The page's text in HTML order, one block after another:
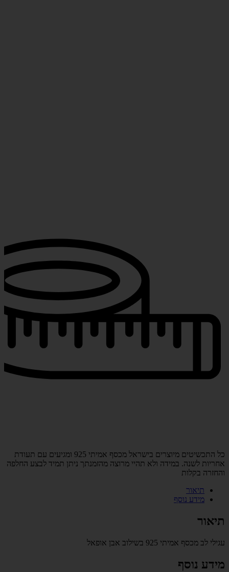
כל התכשיטים מיוצרים בישראל מכסף אמיתי 925 ומגיעים עם תעודת
אחריות לשנה. במידה ולא תהיי מרוצה מהזמנתך ניתן תמיד לבצע החלפה
והחזרה בקלות
תיאור
מידע נוסף
תיאור
עגילי לב מכסף אמיתי 925 בשילוב אבן אופאל
מידע נוסף